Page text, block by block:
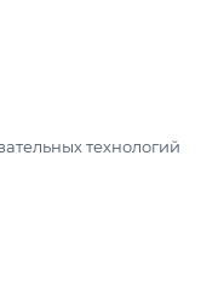
технологий